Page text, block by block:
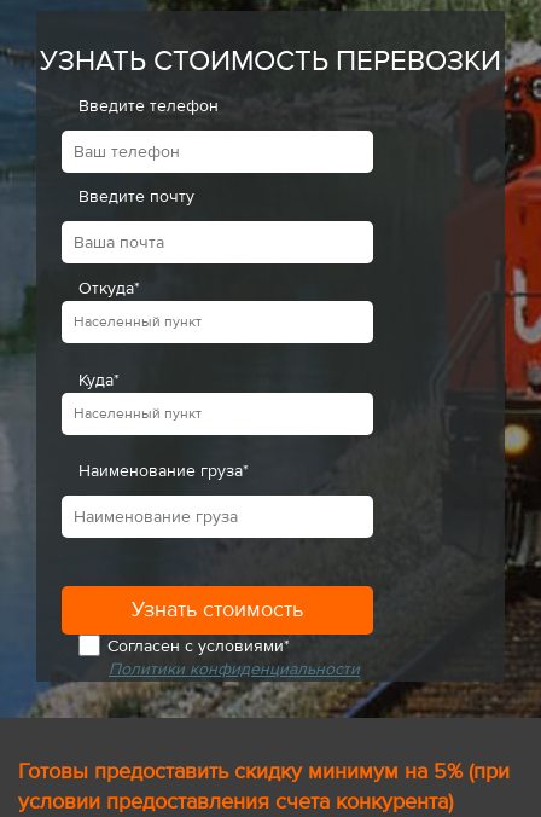
УЗНАТЬ СТОИМОСТЬ ПЕРЕВОЗКИ
Введите телефон
Введите почту
Откуда*
Куда*
Наименование груза*
Согласен с условиями*
Политики конфиденциальности
Готовы предоставить скидку минимум на 5% (при
условии предоставления счета конкурента)